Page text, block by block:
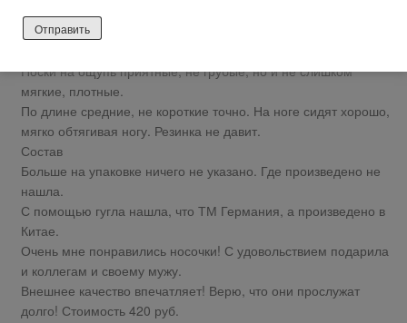
Крем для рук в небольшой удобной упаковке 30 мл. Можно
Носки на ощупь приятные, не грубые, но и не слишком
мягкие, плотные.
По длине средние, не короткие точно. На ноге сидят хорошо,
мягко обтягивая ногу. Резинка не давит.
Состав
Больше на упаковке ничего не указано. Где произведено не
нашла.
С помощью гугла нашла, что ТМ Германия, а произведено в
Китае.
Очень мне понравились носочки! С удовольствием подарила
и коллегам и своему мужу.
Внешнее качество впечатляет! Верю, что они прослужат
долго! Стоимость 420 руб.